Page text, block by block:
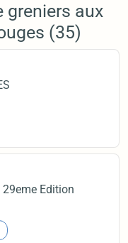
greniers aux
(35)
Edition